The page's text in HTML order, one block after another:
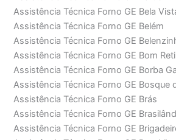
Assistência Técnica Forno GE Bela
Assistência Técnica Forno GE Belém
Assistência Técnica Forno GE
Assistência Técnica Forno GE Bom
Assistência Técnica Forno GE Borba
Assistência Técnica Forno GE Bosque
Assistência Técnica Forno GE Brás
Assistência Técnica Forno GE
Assistência Técnica Forno GE